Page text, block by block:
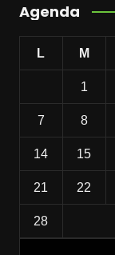
Agenda
L M
1
7 8
14 15
21 22
28